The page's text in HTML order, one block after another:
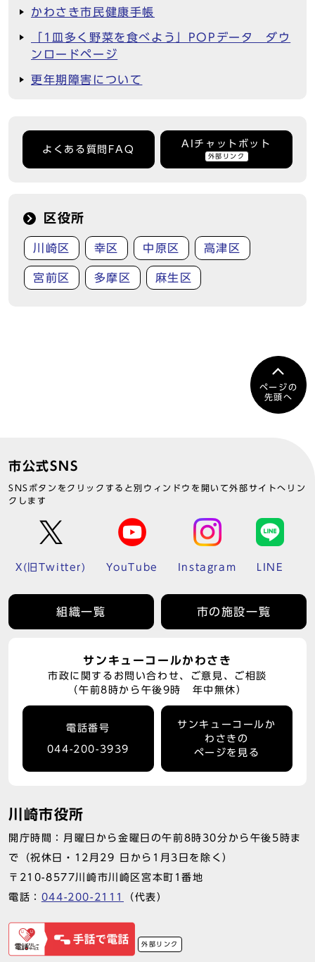
かわさき市民健康手帳
「1皿多く野菜を食べよう」POPデータ ダウ
ンロードページ
更年期障害について
よくある質問FAQ
AIチャットボット
外部リンク
区役所
川崎区 幸区 中原区 高津区
宮前区 多摩区 麻生区
ページの
先頭へ
市公式SNS
SNSボタンをクリックすると別ウィンドウを開いて外部サイトへリン
クします
X(旧Twitter) YouTube Instagram LINE
組織一覧 市の施設一覧
サンキューコールかわさき
市政に関するお問い合わせ、ご意見、ご相談
（午前8時から午後9時 年中無休）
電話番号
044-200-3939
サンキューコールか
わさきの
ページを見る
川崎市役所
開庁時間：月曜日から金曜日の午前8時30分から午後5時ま
で（祝休日・12月29 日から1月3日を除く）
〒210-8577川崎市川崎区宮本町1番地
電話： 044-200-2111 （代表）
外部リンク